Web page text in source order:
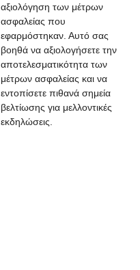
αξιολόγηση των μέτρων
ασφαλείας που
εφαρμόστηκαν. Αυτό σας
βοηθά να αξιολογήσετε την
αποτελεσματικότητα των
μέτρων ασφαλείας και να
εντοπίσετε πιθανά σημεία
βελτίωσης για μελλοντικές
εκδηλώσεις.